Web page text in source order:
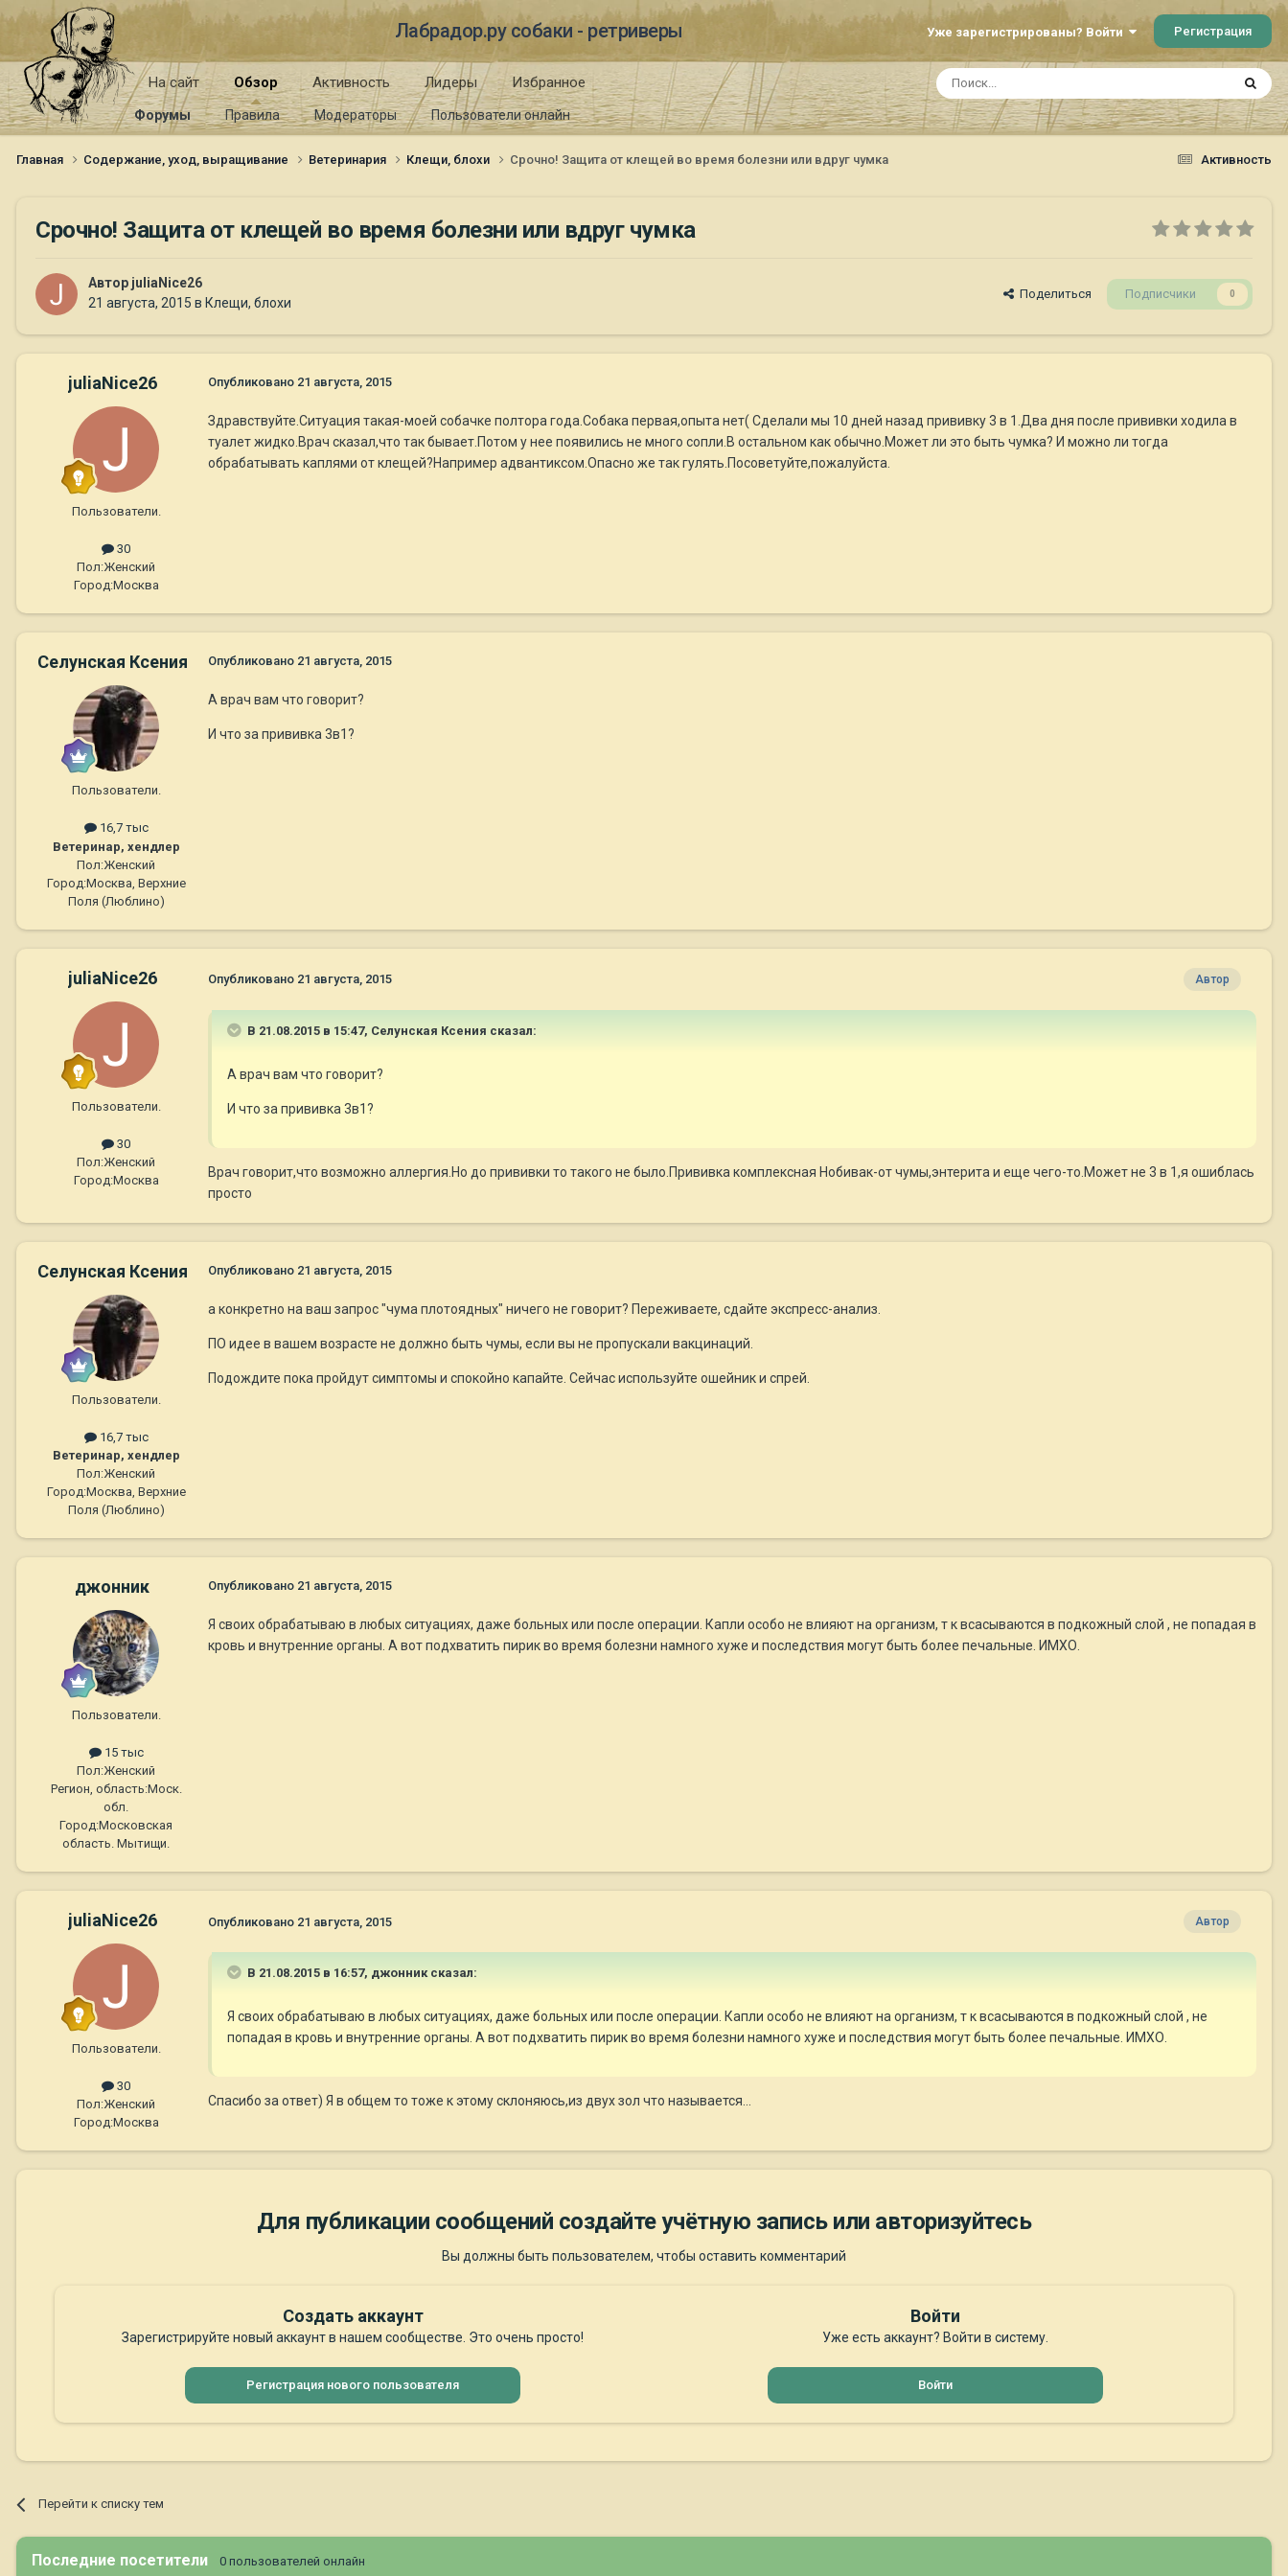
Лабрадор.ру собаки - ретриверы Уже зарегистрированы? Войти Регистрация
На сайт Обзор
Форумы Правила Модераторы Пользователи онлайн
Активность Лидеры Избранное
Активность
Главная Содержание, уход, выращивание Ветеринария Клещи, блохи Срочно! Защита от клещей во время болезни или вдруг чумка
Срочно! Защита от клещей во время болезни или вдруг чумка
Автор juliaNice26
21 августа, 2015 в Клещи, блохи
Поделиться Подписчики 0
juliaNice26
Пользователи.
30
Пол:Женский
Город:Москва
Опубликовано 21 августа, 2015
Здравствуйте.Ситуация такая-моей собачке полтора года.Собака первая,опыта нет( Сделали мы 10 дней назад прививку 3 в 1.Два дня после прививки ходила в
туалет жидко.Врач сказал,что так бывает.Потом у нее появились не много сопли.В остальном как обычно.Может ли это быть чумка? И можно ли тогда
обрабатывать каплями от клещей?Например адвантиксом.Опасно же так гулять.Посоветуйте,пожалуйста.
Селунская Ксения
Пользователи.
16,7 тыс
Ветеринар, хендлер
Пол:Женский
Город:Москва, Верхние
Поля (Люблино)
Опубликовано 21 августа, 2015
А врач вам что говорит?
И что за прививка 3в1?
juliaNice26
Пользователи.
30
Пол:Женский
Город:Москва
Автор
Опубликовано 21 августа, 2015
В 21.08.2015 в 15:47, Селунская Ксения сказал:
А врач вам что говорит?
И что за прививка 3в1?
Врач говорит,что возможно аллергия.Но до прививки то такого не было.Прививка комплексная Нобивак-от чумы,энтерита и еще чего-то.Может не 3 в 1,я ошиблась
просто
Селунская Ксения
Пользователи.
16,7 тыс
Ветеринар, хендлер
Пол:Женский
Город:Москва, Верхние
Поля (Люблино)
Опубликовано 21 августа, 2015
а конкретно на ваш запрос "чума плотоядных" ничего не говорит? Переживаете, сдайте экспресс-анализ.
ПО идее в вашем возрасте не должно быть чумы, если вы не пропускали вакцинаций.
Подождите пока пройдут симптомы и спокойно капайте. Сейчас используйте ошейник и спрей.
джонник
Пользователи.
15 тыс
Пол:Женский
Регион, область:Моск.
обл.
Город:Московская
область. Мытищи.
Опубликовано 21 августа, 2015
Я своих обрабатываю в любых ситуациях, даже больных или после операции. Капли особо не влияют на организм, т к всасываются в подкожный слой , не попадая в
кровь и внутренние органы. А вот подхватить пирик во время болезни намного хуже и последствия могут быть более печальные. ИМХО.
juliaNice26
Пользователи.
30
Пол:Женский
Город:Москва
Автор
Опубликовано 21 августа, 2015
В 21.08.2015 в 16:57, джонник сказал:
Я своих обрабатываю в любых ситуациях, даже больных или после операции. Капли особо не влияют на организм, т к всасываются в подкожный слой , не
попадая в кровь и внутренние органы. А вот подхватить пирик во время болезни намного хуже и последствия могут быть более печальные. ИМХО.
Спасибо за ответ) Я в общем то тоже к этому склоняюсь,из двух зол что называется...
Для публикации сообщений создайте учётную запись или авторизуйтесь
Вы должны быть пользователем, чтобы оставить комментарий
Создать аккаунт
Зарегистрируйте новый аккаунт в нашем сообществе. Это очень просто!
Регистрация нового пользователя
Войти
Уже есть аккаунт? Войти в систему.
Войти
Перейти к списку тем
Последние посетители 0 пользователей онлайн